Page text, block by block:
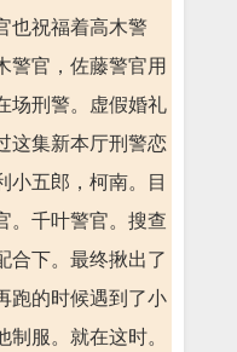
也祝福着高木警
警官，佐藤警官用
场刑警。虚假婚礼
这集新本厅刑警恋
小五郎，柯南。目
。千叶警官。搜查
合下。最终揪出了
跑的时候遇到了小
服。就在这时。